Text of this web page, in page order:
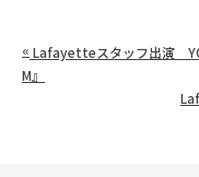
« Lafayetteスタッフ出演
M』